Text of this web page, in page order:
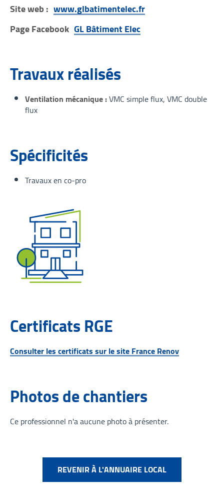
Site web : www.glbatimentelec.fr
Page Facebook GL Bâtiment Elec
Travaux réalisés
Ventilation mécanique VMC simple flux VMC double
flux
Spécificités
Travaux en co-pro
Certificats RGE
Consulter les certificats sur le site France Renov
Photos de chantiers
Ce professionnel n'a aucune photo à présenter.
REVENIR À L'ANNUAIRE LOCAL